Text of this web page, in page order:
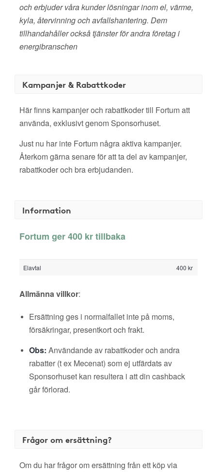
och erbjuder våra kunder lösningar inom el, värme,
kyla, återvinning och avfallshantering. Dem
tillhandahåller också tjänster för andra företag i
energibranschen
Kampanjer & Rabattkoder
Här finns kampanjer och rabattkoder till Fortum att
använda, exklusivt genom Sponsorhuset.
Just nu har inte Fortum några aktiva kampanjer.
Återkom gärna senare för att ta del av kampanjer,
rabattkoder och bra erbjudanden.
Information
Fortum ger 400 kr tillbaka
Elavtal 400 kr
Allmänna villkor:
Ersättning ges i normalfallet inte på moms,
försäkringar, presentkort och frakt.
Obs: Användande av rabattkoder och andra
rabatter (t ex Mecenat) som ej utfärdats av
Sponsorhuset kan resultera i att din cashback
går förlorad.
Frågor om ersättning?
Om du har frågor om ersättning från ett köp via